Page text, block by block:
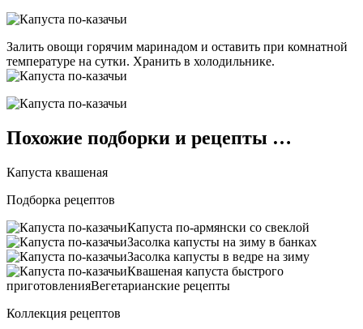
Залить овощи горячим маринадом и оставить при комнатной
температуре на сутки. Хранить в холодильнике.
Похожие подборки и рецепты …
Капуста квашеная
Подборка рецептов
Капуста по-армянски со свеклой
Засолка капусты на зиму в банках
Засолка капусты в ведре на зиму
Квашеная капуста быстрого
приготовленияВегетарианские рецепты
Коллекция рецептов